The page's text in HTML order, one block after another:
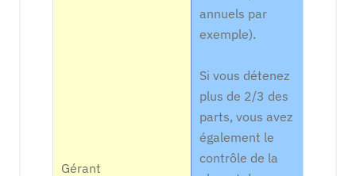
Gérant
annuels par
exemple).
Si vous détenez
plus de 2/3 des
parts, vous avez
également le
contrôle de la